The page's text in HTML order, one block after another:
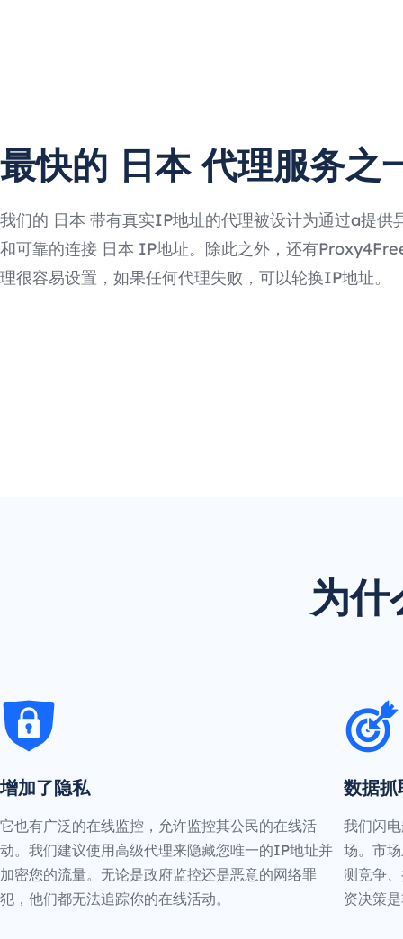
最快的 日本 代理服务之
我们的 日本 带有真实IP地址的代理被设计为通过a提供
和可靠的连接 日本 IP地址。除此之外，还有
理很容易设置，如果任何代理失败，可以轮换IP地址。
为什
增加了隐私
它也有广泛的在线监控，允许监控其公民的在线活
动。我们建议使用高级代理来隐藏您唯一的IP地址并
加密您的流量。无论是政府监控还是恶意的网络罪
犯，他们都无法追踪你的在线活动。
数据抓
我们闪
场。市
测竞争
资决策